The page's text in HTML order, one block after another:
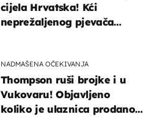
cijela Hrvatska! Kći
neprežaljenog pjevača
NADMAŠENA OČEKIVANJA
Thompson ruši brojke i u
Vukovaru! Objavljeno
koliko je ulaznica prodano